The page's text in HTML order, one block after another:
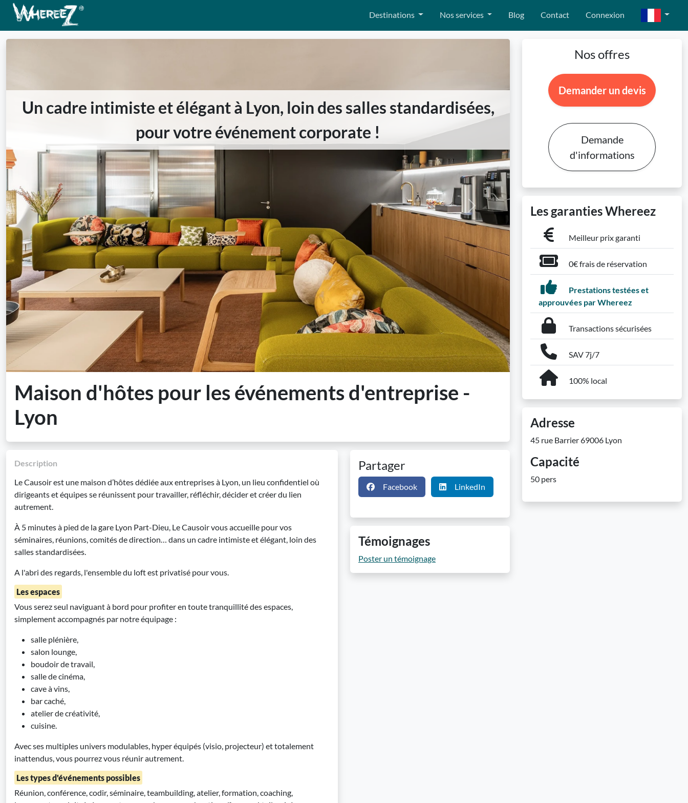
Destinations Nos services Blog Contact Connexion
Un cadre intimiste et élégant à Lyon, loin des salles standardisées,
pour votre événement corporate !
Previous Next
Maison d'hôtes pour les événements d'entreprise -
Lyon
Description
Le Causoir est une maison d’hôtes dédiée aux entreprises à Lyon, un lieu confidentiel où
dirigeants et équipes se réunissent pour travailler, réfléchir, décider et créer du lien
autrement.
À 5 minutes à pied de la gare Lyon Part-Dieu, Le Causoir vous accueille pour vos
séminaires, réunions, comités de direction… dans un cadre intimiste et élégant, loin des
salles standardisées.
A l'abri des regards, l'ensemble du loft est privatisé pour vous.
Les espaces
Vous serez seul naviguant à bord pour profiter en toute tranquillité des espaces,
simplement accompagnés par notre équipage :
salle plénière,
salon lounge,
boudoir de travail,
salle de cinéma,
cave à vins,
bar caché,
atelier de créativité,
cuisine.
Avec ses multiples univers modulables, hyper équipés (visio, projecteur) et totalement
inattendus, vous pourrez vous réunir autrement.
Les types d'événements possibles
Réunion, conférence, codir, séminaire, teambuilding, atelier, formation, coaching,
Partager
Facebook LinkedIn
Témoignages
Poster un témoignage
Nos offres
Demander un devis
Demande
d'informations
Les garanties Whereez
Meilleur prix garanti
0€ frais de réservation
Prestations testées et
approuvées par Whereez
Transactions sécurisées
SAV 7j/7
100% local
Adresse
45 rue Barrier 69006 Lyon
Capacité
50 pers